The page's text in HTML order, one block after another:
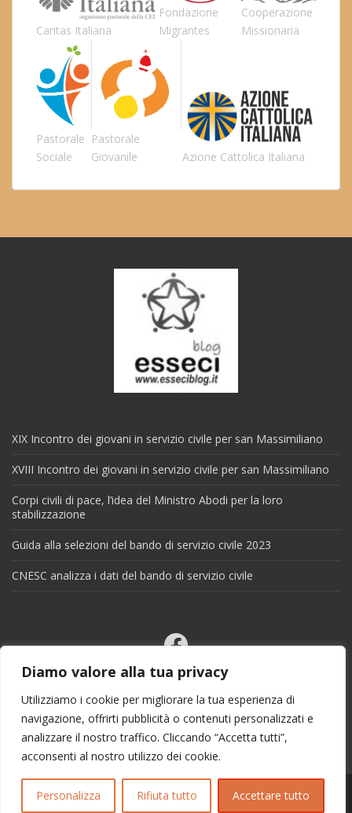
Diamo valore alla tua privacy
Utilizziamo i cookie per migliorare la tua esperienza di
navigazione, offrirti pubblicità o contenuti personalizzati e
analizzare il nostro traffico. Cliccando “Accetta tutti”,
acconsenti al nostro utilizzo dei cookie.
Personalizza Rifiuta tutto Accettare tutto
Caritas Italiana
Fondazione
Migrantes
Cooperazione
Missionaria
Pastorale
Sociale
Pastorale
Giovanile
Azione Cattolica Italiana
XIX Incontro dei giovani in servizio civile per san Massimiliano
XVIII Incontro dei giovani in servizio civile per san Massimiliano
Corpi civili di pace, l’idea del Ministro Abodi per la loro
stabilizzazione
Guida alla selezioni del bando di servizio civile 2023
CNESC analizza i dati del bando di servizio civile
Facebook
Email
X
Copyright 2025 | info@esseciblog.it | Tema perColorlibDisegnato da